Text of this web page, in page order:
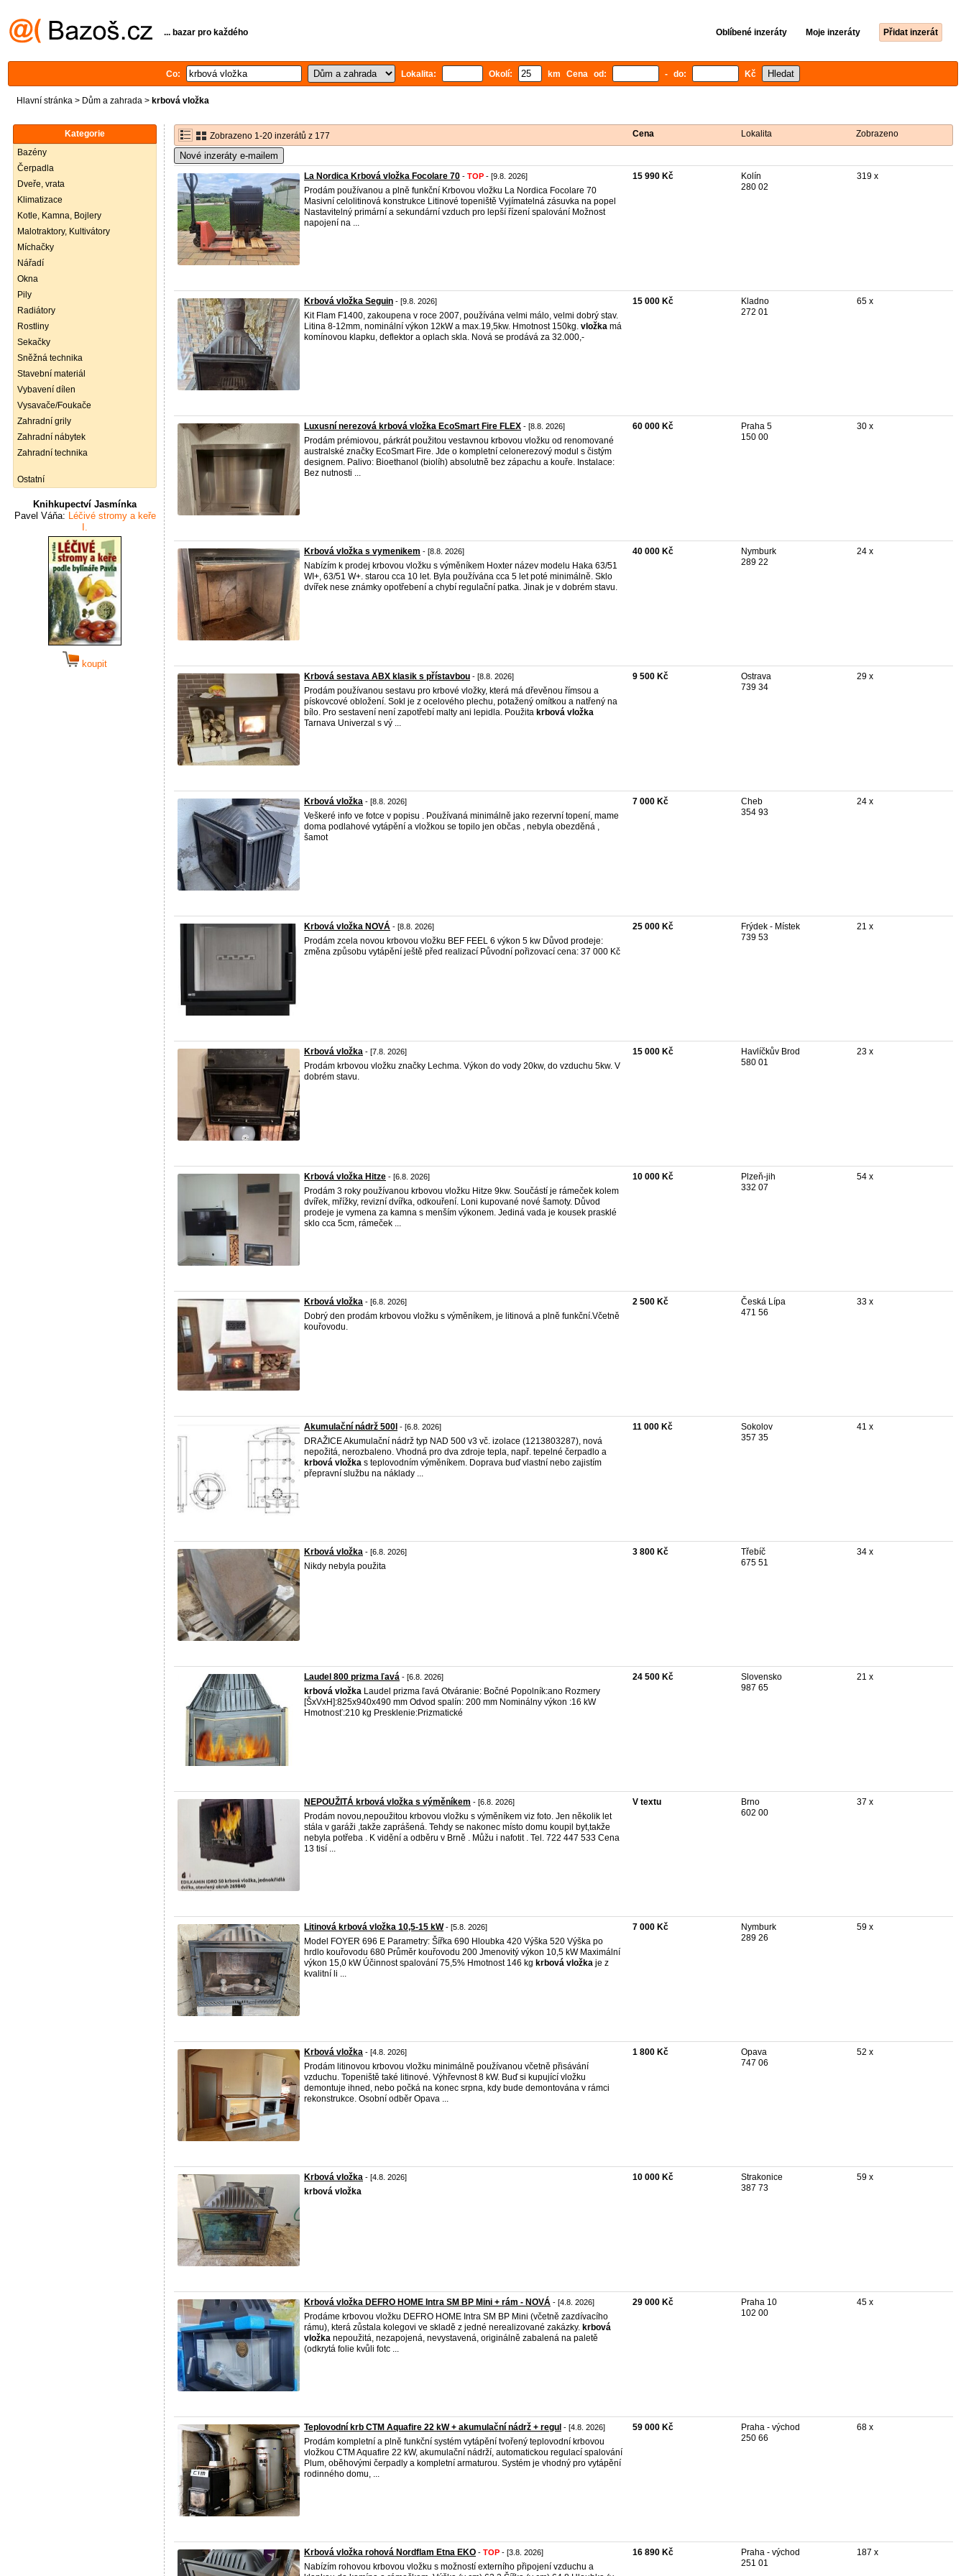
... bazar pro každého Oblíbené inzeráty Moje inzeráty Přidat inzerát
Co: Lokalita: Okolí: km Cena od: - do: Kč
Hlavní stránka > Dům a zahrada > krbová vložka
Kategorie
Bazény
Čerpadla
Dveře, vrata
Klimatizace
Kotle, Kamna, Bojlery
Malotraktory, Kultivátory
Míchačky
Nářadí
Okna
Pily
Radiátory
Rostliny
Sekačky
Sněžná technika
Stavební materiál
Vybavení dílen
Vysavače/Foukače
Zahradní grily
Zahradní nábytek
Zahradní technika
Ostatní
Knihkupectví Jasmínka
Pavel Váňa: Léčivé stromy a keře
I.
koupit
Zobrazeno 1-20 inzerátů z 177 Cena Lokalita Zobrazeno
Nové inzeráty e-mailem
La Nordica Krbová vložka Focolare 70 - TOP - [9.8. 2026]
Prodám používanou a plně funkční Krbovou vložku La Nordica Focolare 70
Masivní celolitinová konstrukce Litinové topeniště Vyjímatelná zásuvka na popel
Nastavitelný primární a sekundární vzduch pro lepší řízení spalování Možnost
napojení na ...
15 990 Kč
Kolín
280 02
319 x
Krbová vložka Seguin - [9.8. 2026]
Kit Flam F1400, zakoupena v roce 2007, používána velmi málo, velmi dobrý stav.
Litina 8-12mm, nominální výkon 12kW a max.19,5kw. Hmotnost 150kg. vložka má
komínovou klapku, deflektor a oplach skla. Nová se prodává za 32.000,-
15 000 Kč
Kladno
272 01
65 x
Luxusní nerezová krbová vložka EcoSmart Fire FLEX - [8.8. 2026]
Prodám prémiovou, párkrát použitou vestavnou krbovou vložku od renomované
australské značky EcoSmart Fire. Jde o kompletní celonerezový modul s čistým
designem. Palivo: Bioethanol (biolíh) absolutně bez zápachu a kouře. Instalace:
Bez nutnosti ...
60 000 Kč
Praha 5
150 00
30 x
Krbová vložka s vymenikem - [8.8. 2026]
Nabízím k prodej krbovou vložku s výměníkem Hoxter název modelu Haka 63/51
WI+, 63/51 W+. starou cca 10 let. Byla používána cca 5 let poté minimálně. Sklo
dvířek nese známky opotřebení a chybí regulační patka. Jinak je v dobrém stavu.
40 000 Kč
Nymburk
289 22
24 x
Krbová sestava ABX klasik s přístavbou - [8.8. 2026]
Prodám používanou sestavu pro krbové vložky, která má dřevěnou římsou a
pískovcové obložení. Sokl je z ocelového plechu, potažený omítkou a natřený na
bílo. Pro sestavení není zapotřebí malty ani lepidla. Použita krbová vložka
Tarnava Univerzal s vý ...
9 500 Kč
Ostrava
739 34
29 x
Krbová vložka - [8.8. 2026]
Veškeré info ve fotce v popisu . Používaná minimálně jako rezervní topení, mame
doma podlahové vytápění a vložkou se topilo jen občas , nebyla obezděná ,
šamot
7 000 Kč
Cheb
354 93
24 x
Krbová vložka NOVÁ - [8.8. 2026]
Prodám zcela novou krbovou vložku BEF FEEL 6 výkon 5 kw Důvod prodeje:
změna způsobu vytápění ještě před realizací Původní pořizovací cena: 37 000 Kč
25 000 Kč
Frýdek - Místek
739 53
21 x
Krbová vložka - [7.8. 2026]
Prodám krbovou vložku značky Lechma. Výkon do vody 20kw, do vzduchu 5kw. V
dobrém stavu.
15 000 Kč
Havlíčkův Brod
580 01
23 x
Krbová vložka Hitze - [6.8. 2026]
Prodám 3 roky používanou krbovou vložku Hitze 9kw. Součástí je rámeček kolem
dvířek, mřížky, revizní dvířka, odkouření. Loni kupované nové šamoty. Důvod
prodeje je vymena za kamna s menším výkonem. Jediná vada je kousek prasklé
sklo cca 5cm, rámeček ...
10 000 Kč
Plzeň-jih
332 07
54 x
Krbová vložka - [6.8. 2026]
Dobrý den prodám krbovou vložku s výměníkem, je litinová a plně funkční.Včetně
kouřovodu.
2 500 Kč
Česká Lípa
471 56
33 x
Akumulační nádrž 500l - [6.8. 2026]
DRAŽICE Akumulační nádrž typ NAD 500 v3 vč. izolace (1213803287), nová
nepožitá, nerozbaleno. Vhodná pro dva zdroje tepla, např. tepelné čerpadlo a
krbová vložka s teplovodním výměníkem. Doprava buď vlastní nebo zajistím
přepravní službu na náklady ...
11 000 Kč
Sokolov
357 35
41 x
Krbová vložka - [6.8. 2026]
Nikdy nebyla použita
3 800 Kč
Třebíč
675 51
34 x
Laudel 800 prizma ľavá - [6.8. 2026]
krbová vložka Laudel prizma ľavá Otváranie: Bočné Popolník:ano Rozmery
[ŠxVxH]:825x940x490 mm Odvod spalín: 200 mm Nominálny výkon :16 kW
Hmotnosť:210 kg Presklenie:Prizmatické
24 500 Kč
Slovensko
987 65
21 x
NEPOUŽITÁ krbová vložka s výměníkem - [6.8. 2026]
Prodám novou,nepoužitou krbovou vložku s výměníkem viz foto. Jen několik let
stála v garáži ,takže zaprášená. Tehdy se nakonec místo domu koupil byt,takže
nebyla potřeba . K vidění a odběru v Brně . Můžu i nafotit . Tel. 722 447 533 Cena
13 tisí ...
V textu
Brno
602 00
37 x
Litinová krbová vložka 10,5-15 kW- [5.8. 2026]
Model FOYER 696 E Parametry: Šířka 690 Hloubka 420 Výška 520 Výška po
hrdlo kouřovodu 680 Průměr kouřovodu 200 Jmenovitý výkon 10,5 kW Maximální
výkon 15,0 kW Účinnost spalování 75,5% Hmotnost 146 kg krbová vložka je z
kvalitní li ...
7 000 Kč
Nymburk
289 26
59 x
Krbová vložka - [4.8. 2026]
Prodám litinovou krbovou vložku minimálně používanou včetně přisávání
vzduchu. Topeniště také litinové. Výhřevnost 8 kW. Buď si kupující vložku
demontuje ihned, nebo počká na konec srpna, kdy bude demontována v rámci
rekonstrukce. Osobní odběr Opava ...
1 800 Kč
Opava
747 06
52 x
Krbová vložka - [4.8. 2026]
krbová vložka
10 000 Kč
Strakonice
387 73
59 x
Krbová vložka DEFRO HOME Intra SM BP Mini + rám - NOVÁ - [4.8. 2026]
Prodáme krbovou vložku DEFRO HOME Intra SM BP Mini (včetně zazdívacího
rámu), která zůstala kolegovi ve skladě z jedné nerealizované zakázky. krbová
vložka nepoužitá, nezapojená, nevystavená, originálně zabalená na paletě
(odkrytá folie kvůli fotc ...
29 000 Kč
Praha 10
102 00
45 x
Teplovodní krb CTM Aquafire 22 kW + akumulační nádrž + regul - [4.8. 2026]
Prodám kompletní a plně funkční systém vytápění tvořený teplovodní krbovou
vložkou CTM Aquafire 22 kW, akumulační nádrží, automatickou regulací spalování
Plum, oběhovými čerpadly a kompletní armaturou. Systém je vhodný pro vytápění
rodinného domu, ...
59 000 Kč
Praha - východ
250 66
68 x
Krbová vložka rohová Nordflam Etna EKO - TOP - [3.8. 2026]
Nabízím rohovou krbovou vložku s možností externího připojení vzduchu a
16 890 Kč
Praha - východ
251 01
187 x